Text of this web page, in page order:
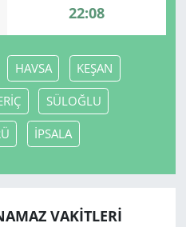
22:08
HAVSA KEŞAN
SÜLOĞLU
İPSALA
VAKITLERI